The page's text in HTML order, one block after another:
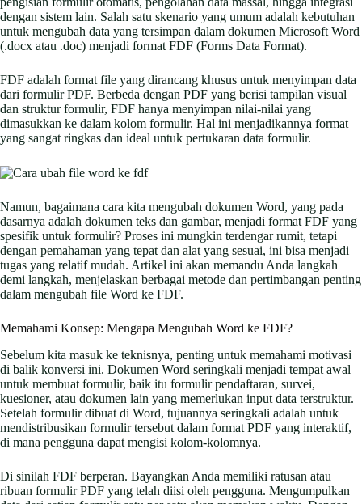
dengan sistem lain. Salah satu skenario yang umum adalah kebutuhan
untuk mengubah data yang tersimpan dalam dokumen Microsoft Word
(.docx atau .doc) menjadi format FDF (Forms Data Format).
FDF adalah format file yang dirancang khusus untuk menyimpan data
dari formulir PDF. Berbeda dengan PDF yang berisi tampilan visual
dan struktur formulir, FDF hanya menyimpan nilai-nilai yang
dimasukkan ke dalam kolom formulir. Hal ini menjadikannya format
yang sangat ringkas dan ideal untuk pertukaran data formulir.
Namun, bagaimana cara kita mengubah dokumen Word, yang pada
dasarnya adalah dokumen teks dan gambar, menjadi format FDF yang
spesifik untuk formulir? Proses ini mungkin terdengar rumit, tetapi
dengan pemahaman yang tepat dan alat yang sesuai, ini bisa menjadi
tugas yang relatif mudah. Artikel ini akan memandu Anda langkah
demi langkah, menjelaskan berbagai metode dan pertimbangan penting
dalam mengubah file Word ke FDF.
Memahami Konsep: Mengapa Mengubah Word ke FDF?
Sebelum kita masuk ke teknisnya, penting untuk memahami motivasi
di balik konversi ini. Dokumen Word seringkali menjadi tempat awal
untuk membuat formulir, baik itu formulir pendaftaran, survei,
kuesioner, atau dokumen lain yang memerlukan input data terstruktur.
Setelah formulir dibuat di Word, tujuannya seringkali adalah untuk
mendistribusikan formulir tersebut dalam format PDF yang interaktif,
di mana pengguna dapat mengisi kolom-kolomnya.
Di sinilah FDF berperan. Bayangkan Anda memiliki ratusan atau
ribuan formulir PDF yang telah diisi oleh pengguna. Mengumpulkan